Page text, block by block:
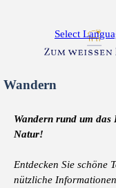
Select
Wandern
Wandern rund um das
Natur!
Entdecken Sie schöne
nützliche